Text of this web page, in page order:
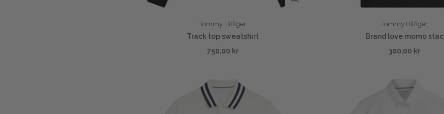
Tommy Hilfiger
Track top sweatshirt
750,00 kr
Tommy Hilfiger
Brand love momo stac
300,00 kr